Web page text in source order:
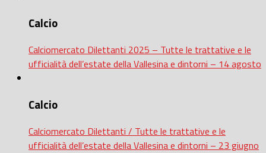
Calcio
Calciomercato Dilettanti 2025 – Tutte le trattative e le
ufficialità dell’estate della Vallesina e dintorni – 14 agosto
Calcio
Calciomercato Dilettanti / Tutte le trattative e le
ufficialità dell’estate della Vallesina e dintorni – 23 giugno